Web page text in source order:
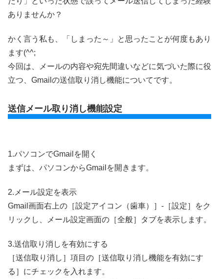
ありませんか？
かく言う私も、「しまった～」と思ったことが何度もあり
ます(^^;
今回は、メールの内容や宛先間違いなどに気づいた際に役
立つ、Gmailの送信取り消し機能についてです。
送信メール取り消し機能設定
1.パソコンでGmailを開く
まずは、パソコンからGmailを開きます。
2.メール設定を表示
Gmail画面右上の［設定アイコン（歯車）］-［設定］をク
リックし、メール設定画面の［全般］タブを表示します。
3.送信取り消しを有効にする
［送信取り消し］項目の［送信取り消し機能を有効にす
る］にチェックを入れます。